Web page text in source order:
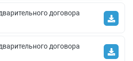
договора
договора